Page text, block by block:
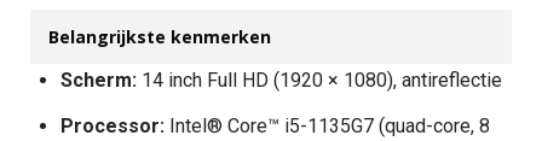
Belangrijkste kenmerken
Scherm: 14 inch Full HD (1920 × 1080), antireflectie
Processor: Intel® Core™ i5-1135G7 (quad-core, 8